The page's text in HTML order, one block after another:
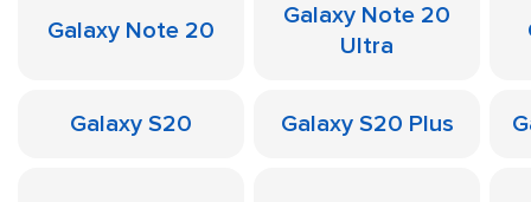
Galaxy Note 20
Galaxy Note 20
Ultra
Galaxy S20 Galaxy S20 Plus